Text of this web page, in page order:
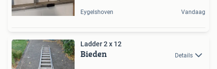
Eygelshoven Vandaag
Ladder 2 x 12
Bieden Details